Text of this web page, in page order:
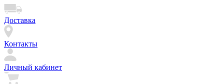
Доставка
Контакты
Личный кабинет